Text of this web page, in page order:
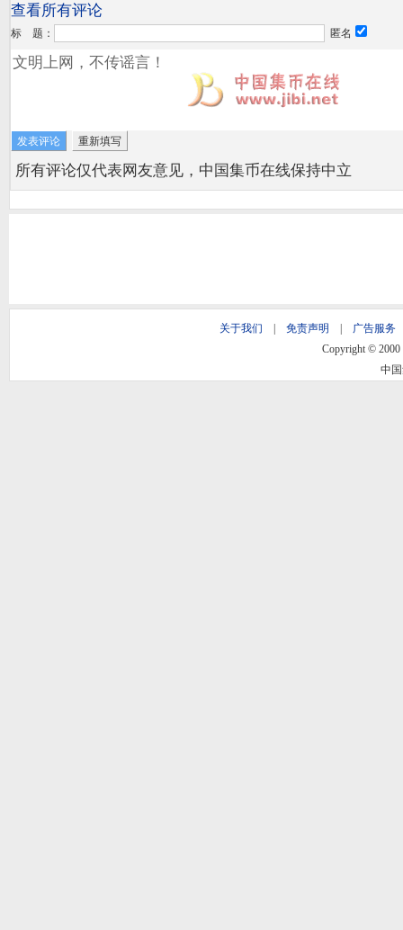
查看所有评论
标 题： 匿名
所有评论仅代表网友意见，中国集币在线保持中立
关于我们 免责声明 广告服务
Copyright © 2000
中